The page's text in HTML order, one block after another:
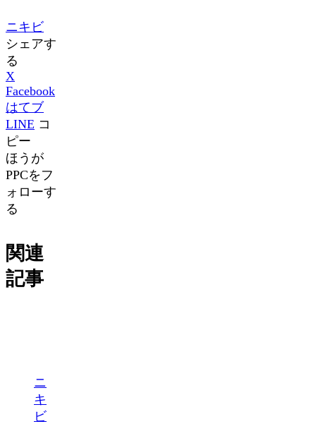
ニキビ
シェアす
る
X
Facebook
はてブ
LINE コ
ピー
ほうが
PPCをフ
ォローす
る
関連
記事
ニ
キ
ビ